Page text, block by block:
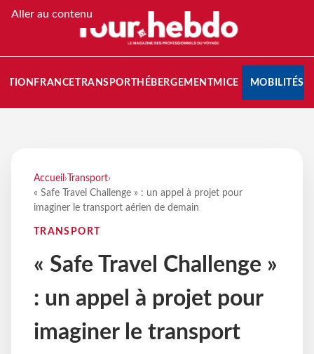
Aller au contenu
FRANCETRANSPORT HÉBERGEMENTMICE MOBILITÉS
Accueil › Transport›
« Safe Travel Challenge » : un appel à projet pour
imaginer le transport aérien de demain
TRANSPORT
« Safe Travel Challenge »
: un appel à projet pour
imaginer le transport